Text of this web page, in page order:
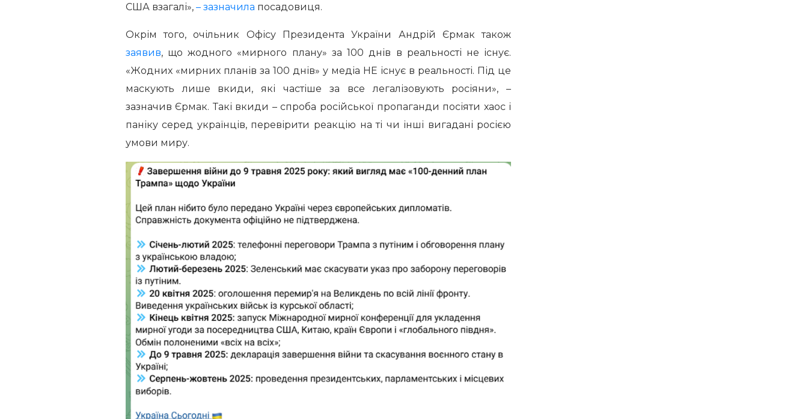
США взагалі», – зазначила посадовиця.
Окрім того, очільник Офісу Президента України Андрій Єрмак також
заявив, що жодного «мирного плану» за 100 днів в реальності не існує.
«Жодних «мирних планів за 100 днів» у медіа НЕ існує в реальності. Під це
маскують лише вкиди, які частіше за все легалізовують росіяни», –
зазначив Єрмак. Такі вкиди – спроба російської пропаганди посіяти хаос і
паніку серед українців, перевірити реакцію на ті чи інші вигадані росією
умови миру.